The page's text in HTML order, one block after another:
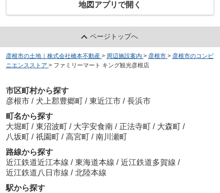
地図アプリで開く
ページトップへ
彦根市の土地｜株式会社橋本不動産 > 周辺施設案内 > 彦根市 > 彦根市のコンビ
ニエンスストア > ファミリーマート キング観光彦根店
市区町村から探す
彦根市 / 犬上郡豊郷町 / 東近江市 / 長浜市
町名から探す
大堀町 / 東沼波町 / 大字安食南 / 正法寺町 / 大森町 /
八坂町 / 祇園町 / 高宮町 / 南川瀬町
路線から探す
近江鉄道近江本線 / 東海道本線 / 近江鉄道多賀線 /
近江鉄道八日市線 / 北陸本線
駅から探す